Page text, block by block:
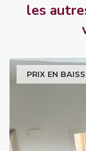
les
PRIX EN